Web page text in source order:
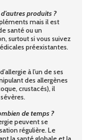
produits ?
mais il est
santé ou un
surtout si vous suivez
préexistantes.
à l’un de ses
des allergènes
crustacés), il
de temps ?
peuvent se
régulière. Le